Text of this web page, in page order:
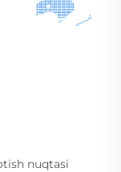
nuqtasi